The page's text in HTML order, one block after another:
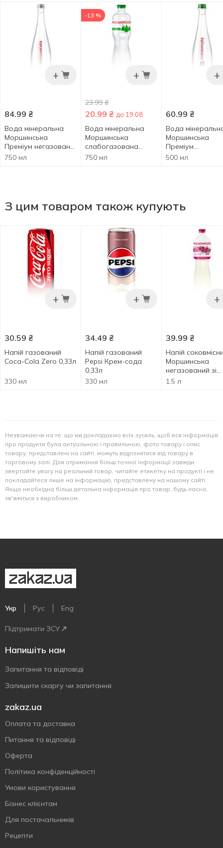
+
84.99 ₴
Вода мінеральна
Моршинська
Преміум негазована
0,75л
750 мл
+
-13 %
23.99 ₴
20.99 ₴ до 19.08
Вода мінеральна
Моршинська
слабогазована
0,75л
750 мл
+
60.99 ₴
Вода
Моршинська
Преміум
слабогазована
500 мл
З цим товаром також купують
+
30.59 ₴
Напій газований
Coca-Cola Zero 0,33л
330 мл
+
34.49 ₴
Напій газований
Pepsi Крем-сода
0,33л
330 мл
+
39.99 ₴
Напій
Моршинська
негазований зі
смаком малини
1.5 л
Незважаючи на те, що ми докладаємо всіх зусиль, щоб вся інформація
про продукти була актуальною і правильною, фото товару і опис
товару, представлені на сайті, можуть відрізнятися від товару в
торговому залі. Для отримання більш точної інформації завжди
звертайте увагу на реальний товар, читайте етикетку на продукті і не
покладайтеся лише на інформацію, представлену на нашому сайті.
Якщо необхідна більш детальна інформація про товар, будь ласка,
зв'яжіться з виробником.
Укр Рус Eng
Підтримати ЗСУ
Напишіть нам
Запитання та відповіді
Залишити скаргу чи запитання
zakaz.ua
Оплата та доставка
Питання та відповіді
Оферта
Політика конфіденційності
Умови користування
Бізнес клієнтам
Для постачальників
Рецепти